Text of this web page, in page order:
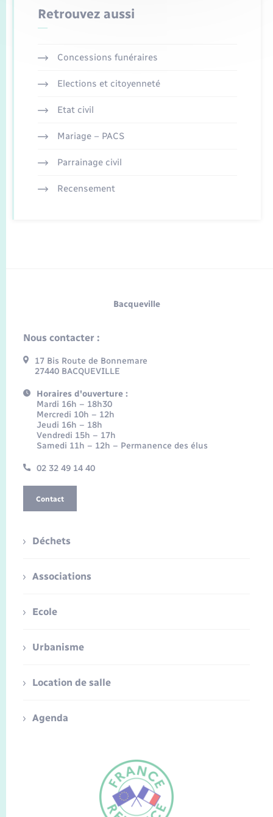
FR
Retrouvez aussi
Concessions funéraires
Elections et citoyenneté
Etat civil
Mariage – PACS
Parrainage civil
Recensement
Bacqueville
Nous contacter :
17 Bis Route de Bonnemare
27440 BACQUEVILLE
Horaires d'ouverture :
Mardi 16h – 18h30
Mercredi 10h – 12h
Jeudi 16h – 18h
Vendredi 15h – 17h
Samedi 11h – 12h – Permanence des élus
02 32 49 14 40
Contact
Déchets
Associations
Ecole
Urbanisme
Location de salle
Agenda